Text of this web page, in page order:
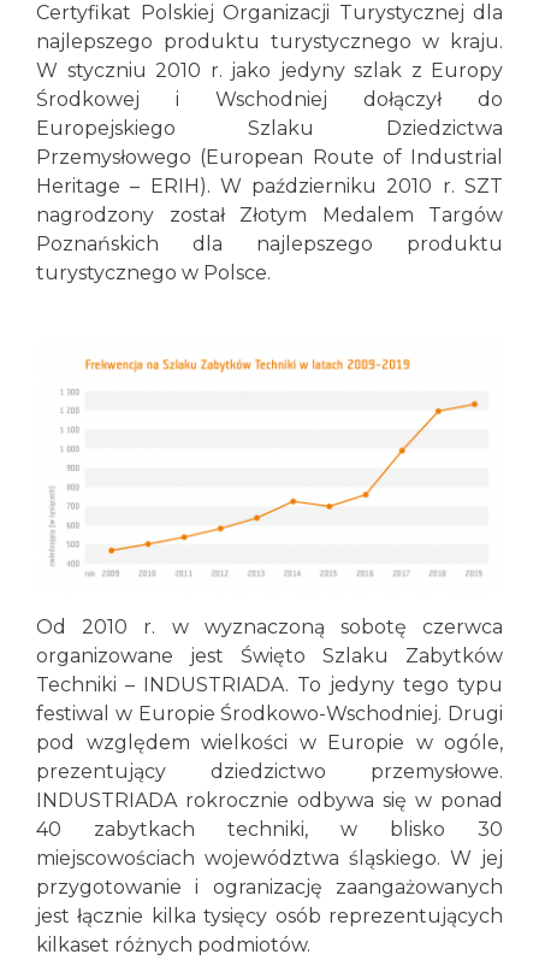
Certyfikat Polskiej Organizacji Turystycznej dla
najlepszego produktu turystycznego w kraju.
W styczniu 2010 r. jako jedyny szlak z Europy
Środkowej i Wschodniej dołączył do
Europejskiego Szlaku Dziedzictwa
Przemysłowego (European Route of Industrial
Heritage – ERIH). W październiku 2010 r. SZT
nagrodzony został Złotym Medalem Targów
Poznańskich dla najlepszego produktu
turystycznego w Polsce.
Od 2010 r. w wyznaczoną sobotę czerwca
organizowane jest Święto Szlaku Zabytków
Techniki – INDUSTRIADA. To jedyny tego typu
festiwal w Europie Środkowo-Wschodniej. Drugi
pod względem wielkości w Europie w ogóle,
prezentujący dziedzictwo przemysłowe.
INDUSTRIADA rokrocznie odbywa się w ponad
40 zabytkach techniki, w blisko 30
miejscowościach województwa śląskiego. W jej
przygotowanie i ogranizację zaangażowanych
jest łącznie kilka tysięcy osób reprezentujących
kilkaset różnych podmiotów.